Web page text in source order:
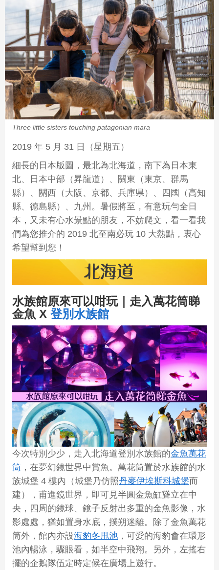
Three little sisters touching patagonian mara
2019 年 5 月 31 日（星期五）
細長的日本版圖，最北為北海道，南下為日本東
北、日本中部（昇龍道）、關東（東京、群馬
縣）、關西（大阪、京都、兵庫県）、四國（高知
縣、德島縣）、九州。暑假將至，有意玩勻全日
本，又未有心水景點的朋友，不妨爬文，看一看我
們為您推介的 2019 北至南必玩 10 大熱點，衷心
希望幫到您！
水族館原來可以咁玩｜走入萬花筒睇
金魚 X 登別水族館
今次特別少少，走入北海道登別水族館的金魚萬花
筒 ，在夢幻鏡世界中賞魚。萬花筒置於水族館的水
族城堡 4 樓內（城堡乃仿照丹麥伊埃斯科城堡而
建），甫進鏡世界，即可見半圓金魚缸聳立在中
央，四周的鏡球、鏡子反射出多重的金魚影像，水
影處處，猶如置身水底，撲朔迷離。除了金魚萬花
筒外，館內亦設海豹冬甩池 ，可愛的海豹會在環形
池內暢泳，驟眼看，如半空中飛翔。另外，左搖右
擺的企鵝隊伍定時定候在廣場上遊行。